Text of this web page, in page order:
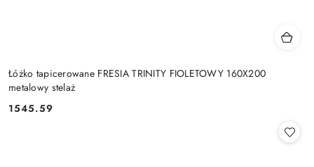
Łóżko tapicerowane FRESIA TRINITY FIOLETOWY 160X200
metalowy stelaż
Cena:
1545.59